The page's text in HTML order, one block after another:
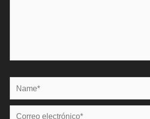
Name*
Correo